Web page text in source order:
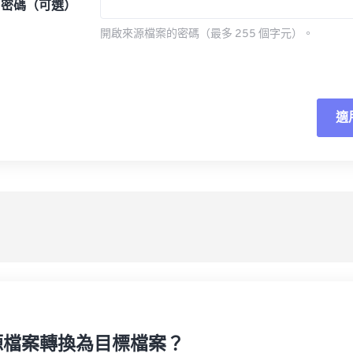
密碼（可選）
開啟來源檔案的密碼（最多 255 個字元）。
適
案轉換為目標檔案？